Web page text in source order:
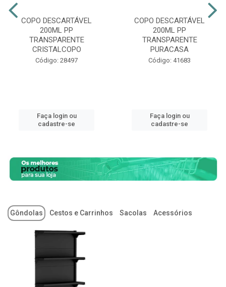
COPO DESCARTÁVEL
200ML PP
TRANSPARENTE
CRISTALCOPO
Código: 28497
Faça login ou
cadastre-se
COPO DESCARTÁVEL
200ML PP
TRANSPARENTE
PURACASA
Código: 41683
Faça login ou
cadastre-se
Gôndolas Cestos e Carrinhos Sacolas Acessórios